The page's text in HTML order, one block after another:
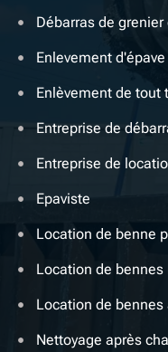
Débarras de grenier
Enlevement d'épave
Enlèvement de tout
Entreprise de
Entreprise de
Epaviste
Location de benne
Location de bennes
Location de bennes
Nettoyage après